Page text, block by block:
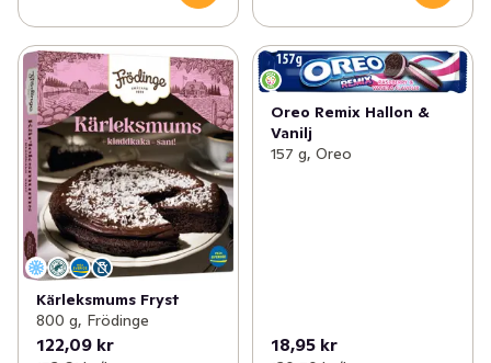
Kärleksmums Fryst
800 g, Frödinge
122,09 kr
Oreo Remix Hallon &
Vanilj
157 g, Oreo
18,95 kr